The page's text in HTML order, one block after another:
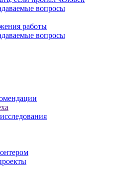
вопросы
работы
вопросы